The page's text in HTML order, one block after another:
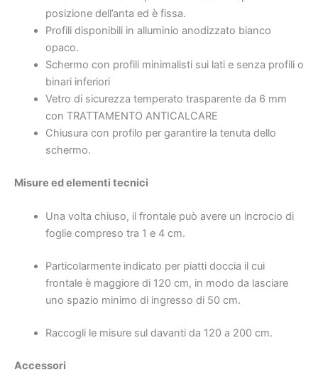
posizione dell’anta ed è fissa.
Profili disponibili in alluminio anodizzato bianco
opaco.
Schermo con profili minimalisti sui lati e senza profili o
binari inferiori
Vetro di sicurezza temperato trasparente da 6 mm
con TRATTAMENTO ANTICALCARE
Chiusura con profilo per garantire la tenuta dello
schermo.
Misure ed elementi tecnici
Una volta chiuso, il frontale può avere un incrocio di
foglie compreso tra 1 e 4 cm.
Particolarmente indicato per piatti doccia il cui
frontale è maggiore di 120 cm, in modo da lasciare
uno spazio minimo di ingresso di 50 cm.
Raccogli le misure sul davanti da 120 a 200 cm.
Accessori